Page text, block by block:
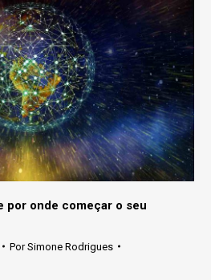
por onde começar o seu
PorSimone Rodrigues